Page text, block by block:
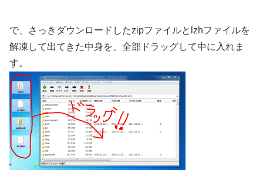
で、さっきダウンロードしたzipファイルとlzhファイルを
解凍して出てきた中身を、全部ドラッグして中に入れま
す。